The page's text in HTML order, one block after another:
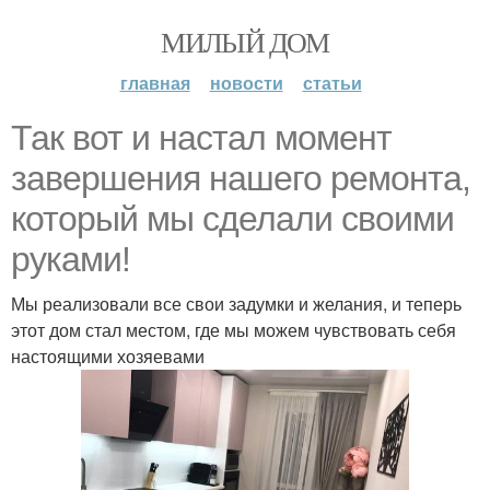
МИЛЫЙ ДОМ
главная новости статьи
Так вот и настал момент
завершения нашего ремонта,
который мы сделали своими
руками!
Мы реализовали все свои задумки и желания, и теперь
этот дом стал местом, где мы можем чувствовать себя
настоящими хозяевами